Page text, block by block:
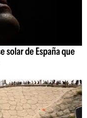
solar de España que